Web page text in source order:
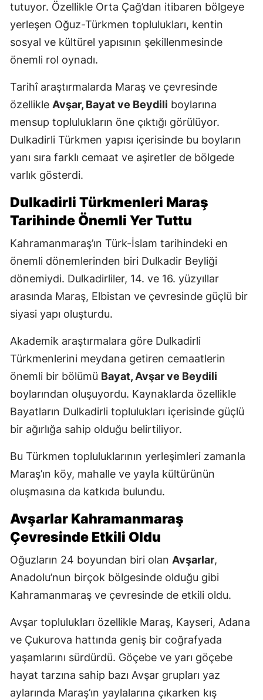
tutuyor. Özellikle Orta Çağ’dan itibaren bölgeye
yerleşen Oğuz-Türkmen toplulukları, kentin
sosyal ve kültürel yapısının şekillenmesinde
önemli rol oynadı.
Tarihî araştırmalarda Maraş ve çevresinde
özellikle Avşar, Bayat ve Beydili boylarına
mensup toplulukların öne çıktığı görülüyor.
Dulkadirli Türkmen yapısı içerisinde bu boyların
yanı sıra farklı cemaat ve aşiretler de bölgede
varlık gösterdi.
Dulkadirli Türkmenleri Maraş
Tarihinde Önemli Yer Tuttu
Kahramanmaraş’ın Türk-İslam tarihindeki en
önemli dönemlerinden biri Dulkadir Beyliği
dönemiydi. Dulkadirliler, 14. ve 16. yüzyıllar
arasında Maraş, Elbistan ve çevresinde güçlü bir
siyasi yapı oluşturdu.
Akademik araştırmalara göre Dulkadirli
Türkmenlerini meydana getiren cemaatlerin
önemli bir bölümü Bayat, Avşar ve Beydili
boylarından oluşuyordu. Kaynaklarda özellikle
Bayatların Dulkadirli toplulukları içerisinde güçlü
bir ağırlığa sahip olduğu belirtiliyor.
Bu Türkmen topluluklarının yerleşimleri zamanla
Maraş’ın köy, mahalle ve yayla kültürünün
oluşmasına da katkıda bulundu.
Avşarlar Kahramanmaraş
Çevresinde Etkili Oldu
Oğuzların 24 boyundan biri olan Avşarlar,
Anadolu’nun birçok bölgesinde olduğu gibi
Kahramanmaraş ve çevresinde de etkili oldu.
Avşar toplulukları özellikle Maraş, Kayseri, Adana
ve Çukurova hattında geniş bir coğrafyada
yaşamlarını sürdürdü. Göçebe ve yarı göçebe
hayat tarzına sahip bazı Avşar grupları yaz
aylarında Maraş’ın yaylalarına çıkarken kış